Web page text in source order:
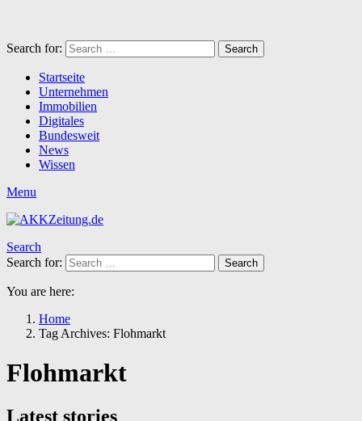
Search for: Search
Startseite
Unternehmen
Immobilien
Digitales
Bundesweit
News
Wissen
Menu
Search
Search for:
Search
You are here:
Home
Tag Archives: Flohmarkt
Flohmarkt
Latest stories